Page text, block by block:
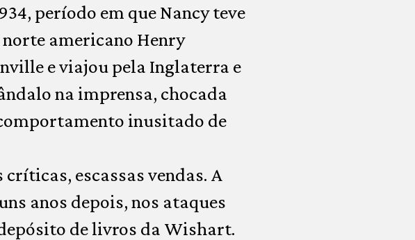
período em que Nancy teve
americano Henry
e viajou pela Inglaterra e
na imprensa, chocada
inusitado de
escassas vendas. A
anos depois, nos ataques
de livros da Wishart.